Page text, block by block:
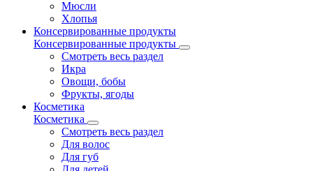
Мюсли
Хлопья
Консервированные продукты
Консервированные продукты
Смотреть весь раздел
Икра
Овощи, бобы
Фрукты, ягоды
Косметика
Косметика
Смотреть весь раздел
Для волос
Для губ